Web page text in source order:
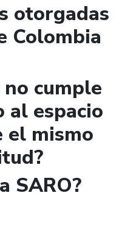
otorgadas
Colombia
cumple
al espacio
el mismo
SARO?